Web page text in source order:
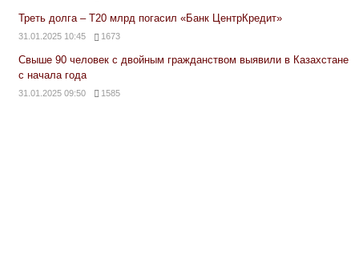
Треть долга – Т20 млрд погасил «Банк ЦентрКредит»
31.01.2025 10:45 1673
Свыше 90 человек с двойным гражданством выявили в Казахстане
с начала года
31.01.2025 09:50 1585